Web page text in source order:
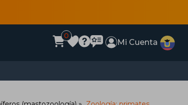
0
Mi Cuenta